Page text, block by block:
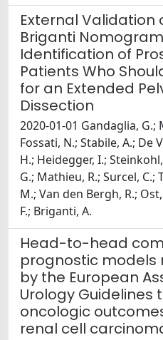
External Validation
Briganti
Identification of
Patients Who
for an Extended
Dissection
2020-01-01 Gandaglia,
Fossati, N.; Stabile, A.; De
H.; Heidegger, I.;
G.; Mathieu, R.; Surcel, C.;
M.; Van den Bergh, R.;
F.; Briganti, A.
Head-to-head
prognostic
by the European
Urology Guidelines
oncologic
renal cell